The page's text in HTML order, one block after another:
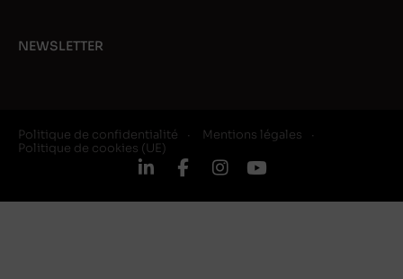
NEWSLETTER
Politique de confidentialité
Mentions légales
Politique de cookies (UE)